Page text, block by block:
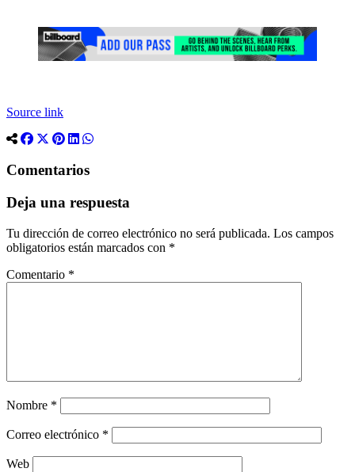
Source link
Comentarios
Deja una respuesta
Tu dirección de correo electrónico no será publicada. Los campos
obligatorios están marcados con *
Comentario *
Nombre *
Correo electrónico *
Web